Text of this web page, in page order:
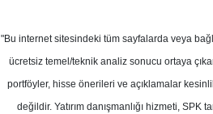
"Bu internet sitesindeki tüm sayfalarda veya
ücretsiz temel/teknik analiz sonucu ortaya
portföyler, hisse önerileri ve açıklamalar
değildir. Yatırım danışmanlığı hizmeti,